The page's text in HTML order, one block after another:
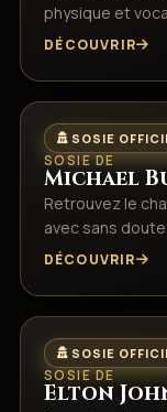
physique et
DÉCOUVRIR
SOSIE
SOSIE DE
Michael
Retrouvez le
avec sans
DÉCOUVRIR
SOSIE
SOSIE DE
Elton